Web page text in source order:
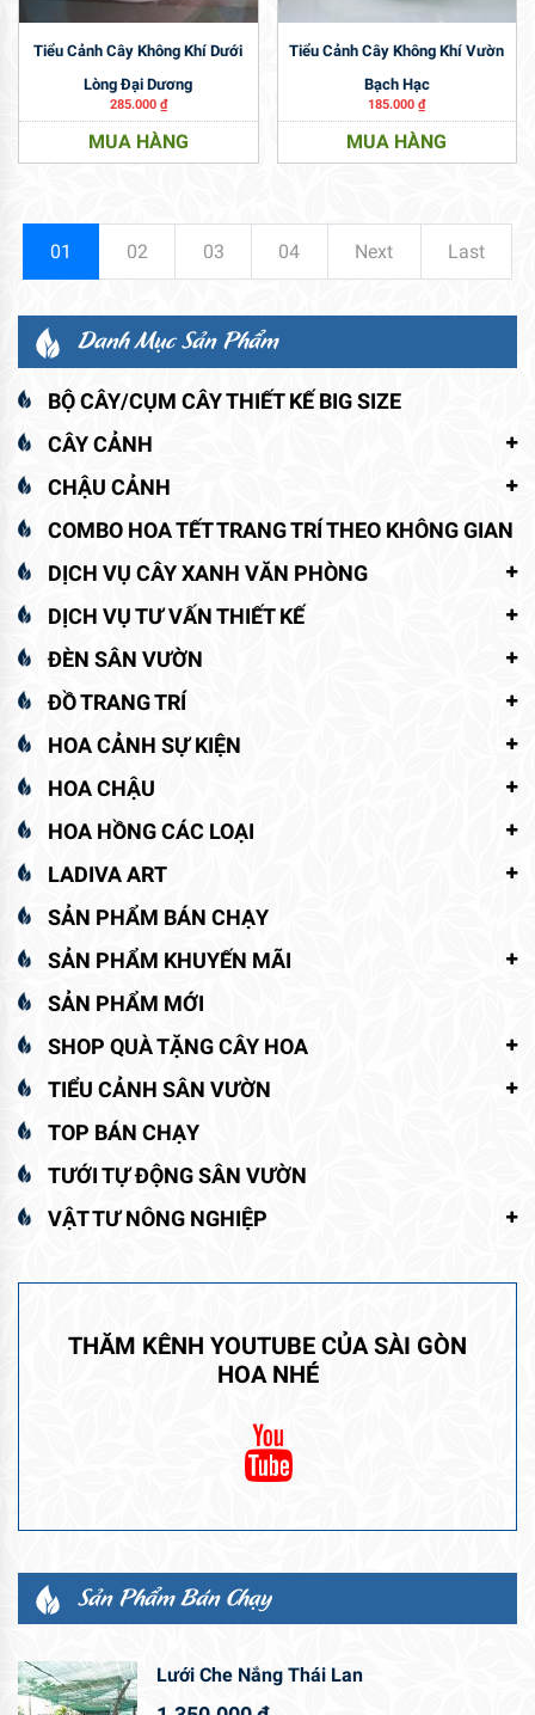
Tiểu Cảnh Cây Không Khí Dưới
Lòng Đại Dương
285.000 ₫
MUA HÀNG
Tiểu Cảnh Cây Không Khí Vườn
Bạch Hạc
185.000₫
MUA HÀNG
01 02 03 04 Next Last
Danh Mục Sản Phẩm
BỘ CÂY/CỤM CÂY THIẾT KẾ BIG SIZE
CÂY CẢNH
CHẬU CẢNH
COMBO HOA TẾT TRANG TRÍ THEO KHÔNG GIAN
DỊCH VỤ CÂY XANH VĂN PHÒNG
DỊCH VỤ TƯ VẤN THIẾT KẾ
ĐÈN SÂN VƯỜN
ĐỒ TRANG TRÍ
HOA CẢNH SỰ KIỆN
HOA CHẬU
HOA HỒNG CÁC LOẠI
LADIVA ART
SẢN PHẨM BÁN CHẠY
SẢN PHẨM KHUYẾN MÃI
SẢN PHẨM MỚI
SHOP QUÀ TẶNG CÂY HOA
TIỂU CẢNH SÂN VƯỜN
TOP BÁN CHẠY
TƯỚI TỰ ĐỘNG SÂN VƯỜN
VẬT TƯ NÔNG NGHIỆP
THĂM KÊNH YOUTUBE CỦA SÀI GÒN
HOA NHÉ
Sản Phẩm Bán Chạy
Lưới Che Nắng Thái Lan